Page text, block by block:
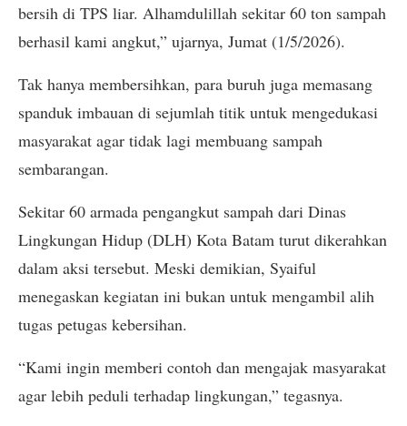
bersih di TPS liar. Alhamdulillah sekitar 60 ton sampah
berhasil kami angkut,” ujarnya, Jumat (1/5/2026).
Tak hanya membersihkan, para buruh juga memasang
spanduk imbauan di sejumlah titik untuk mengedukasi
masyarakat agar tidak lagi membuang sampah
sembarangan.
Sekitar 60 armada pengangkut sampah dari Dinas
Lingkungan Hidup (DLH) Kota Batam turut dikerahkan
dalam aksi tersebut. Meski demikian, Syaiful
menegaskan kegiatan ini bukan untuk mengambil alih
tugas petugas kebersihan.
“Kami ingin memberi contoh dan mengajak masyarakat
agar lebih peduli terhadap lingkungan,” tegasnya.